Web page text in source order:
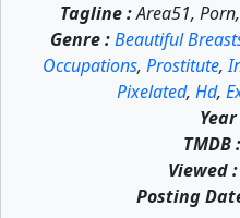
Tagline :Area51, Porn,
Genre :Beautiful
Occupations, Prostitute,
Pixelated, Hd,
TMDB :
Viewed :
Posting